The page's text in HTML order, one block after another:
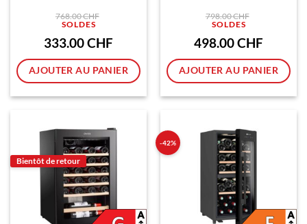
768.00CHF
était :
768.00 CHF.
333.00CHF
actuel
est :
333.00 CHF.
AJOUTER AU PANIER
798.00CHF
était :
798.00 CHF.
498.00CHF
actuel
est :
498.00
AJOUTER AU PANIER
Bientôt de retour
-42%